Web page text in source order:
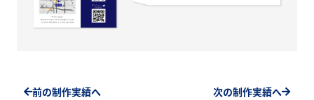
前の制作実績へ 次の制作実績へ